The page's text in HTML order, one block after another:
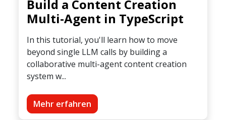
Build a Content Creation
Multi-Agent in TypeScript
In this tutorial, you'll learn how to move
beyond single LLM calls by building a
collaborative multi-agent content creation
system w...
Mehr erfahren